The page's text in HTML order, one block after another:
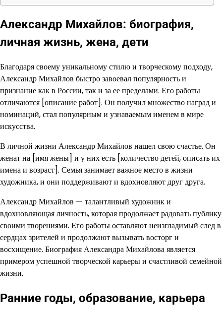
Александр Михайлов: биография,
личная жизнь, жена, дети
Благодаря своему уникальному стилю и творческому подходу,
Александр Михайлов быстро завоевал популярность и
признание как в России, так и за ее пределами. Его работы
отличаются [описание работ]. Он получил множество наград и
номинаций, стал популярным и узнаваемым именем в мире
искусства.
В личной жизни Александр Михайлов нашел свою счастье. Он
женат на [имя жены] и у них есть [количество детей, описать их
имена и возраст]. Семья занимает важное место в жизни
художника, и они поддерживают и вдохновляют друг друга.
Александр Михайлов — талантливый художник и
вдохновляющая личность, которая продолжает радовать публику
своими творениями. Его работы оставляют неизгладимый след в
сердцах зрителей и продолжают вызывать восторг и
восхищение. Биография Александра Михайлова является
примером успешной творческой карьеры и счастливой семейной
жизни.
Ранние годы, образование, карьера